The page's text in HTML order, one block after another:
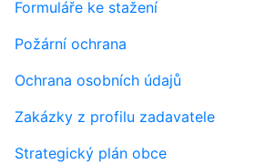
Formuláře ke stažení
Požární ochrana
Ochrana osobních údajů
Zakázky z profilu zadavatele
Strategický plán obce